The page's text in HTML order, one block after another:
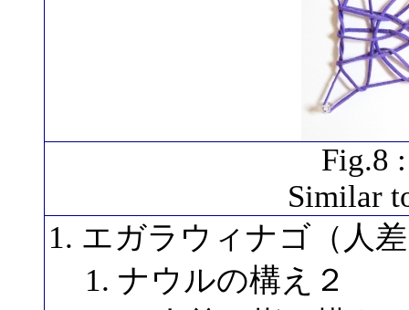
Fig.8
Similar
エガラウィナゴ（人
ナウルの構え２